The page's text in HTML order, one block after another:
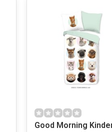
Good Morning Kinder